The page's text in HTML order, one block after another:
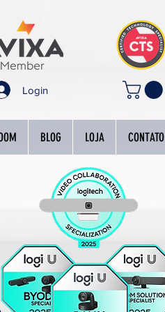
Login
BLOG LOJA CONTATO